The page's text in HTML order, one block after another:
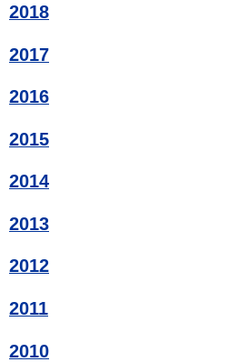
2018
2017
2016
2015
2014
2013
2012
2011
2010